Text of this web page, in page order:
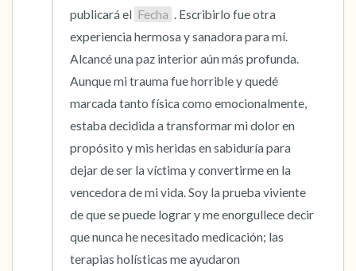
publicará el Fecha . Escribirlo fue otra
experiencia hermosa y sanadora para mí.
Alcancé una paz interior aún más profunda.
Aunque mi trauma fue horrible y quedé
marcada tanto física como emocionalmente,
estaba decidida a transformar mi dolor en
propósito y mis heridas en sabiduría para
dejar de ser la víctima y convertirme en la
vencedora de mi vida. Soy la prueba viviente
de que se puede lograr y me enorgullece decir
que nunca he necesitado medicación; las
terapias holísticas me ayudaron